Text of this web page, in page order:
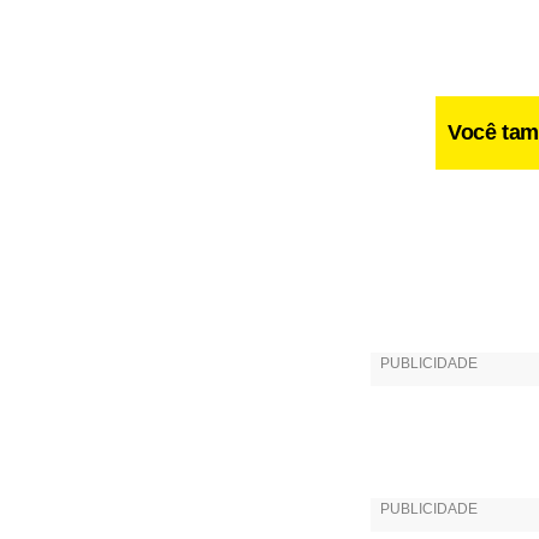
Virgem de
sonhos.
Você